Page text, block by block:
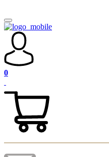
0